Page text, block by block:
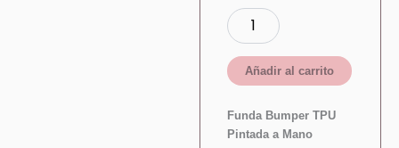
Añadir al carrito
Funda Bumper TPU
Pintada a Mano